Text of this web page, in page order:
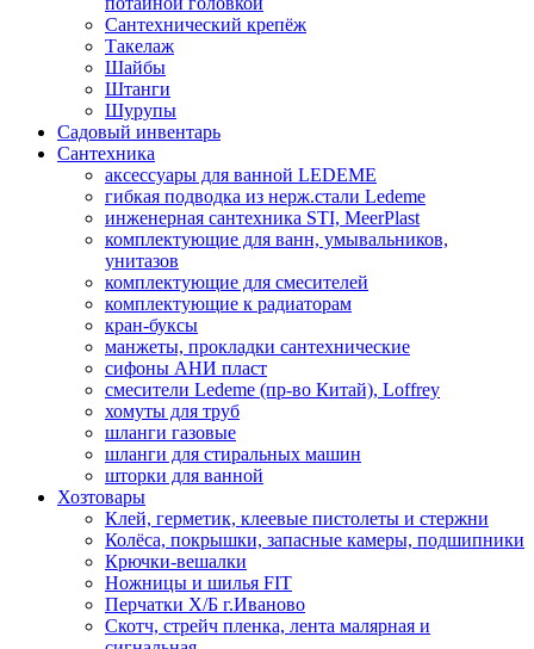
Сантехнический крепёж
Такелаж
Шайбы
Штанги
Шурупы
Садовый инвентарь
Сантехника
аксессуары для ванной LEDEME
гибкая подводка из нерж.стали Ledeme
инженерная сантехника STI, MeerPlast
комплектующие для ванн, умывальников,
унитазов
комплектующие для смесителей
комплектующие к радиаторам
кран-буксы
манжеты, прокладки сантехнические
сифоны АНИ пласт
смесители Ledeme (пр-во Китай), Loffrey
хомуты для труб
шланги газовые
шланги для стиральных машин
шторки для ванной
Хозтовары
Клей, герметик, клеевые пистолеты и стержни
Колёса, покрышки, запасные камеры, подшипники
Крючки-вешалки
Ножницы и шилья FIT
Перчатки Х/Б г.Иваново
Скотч, стрейч пленка, лента малярная и